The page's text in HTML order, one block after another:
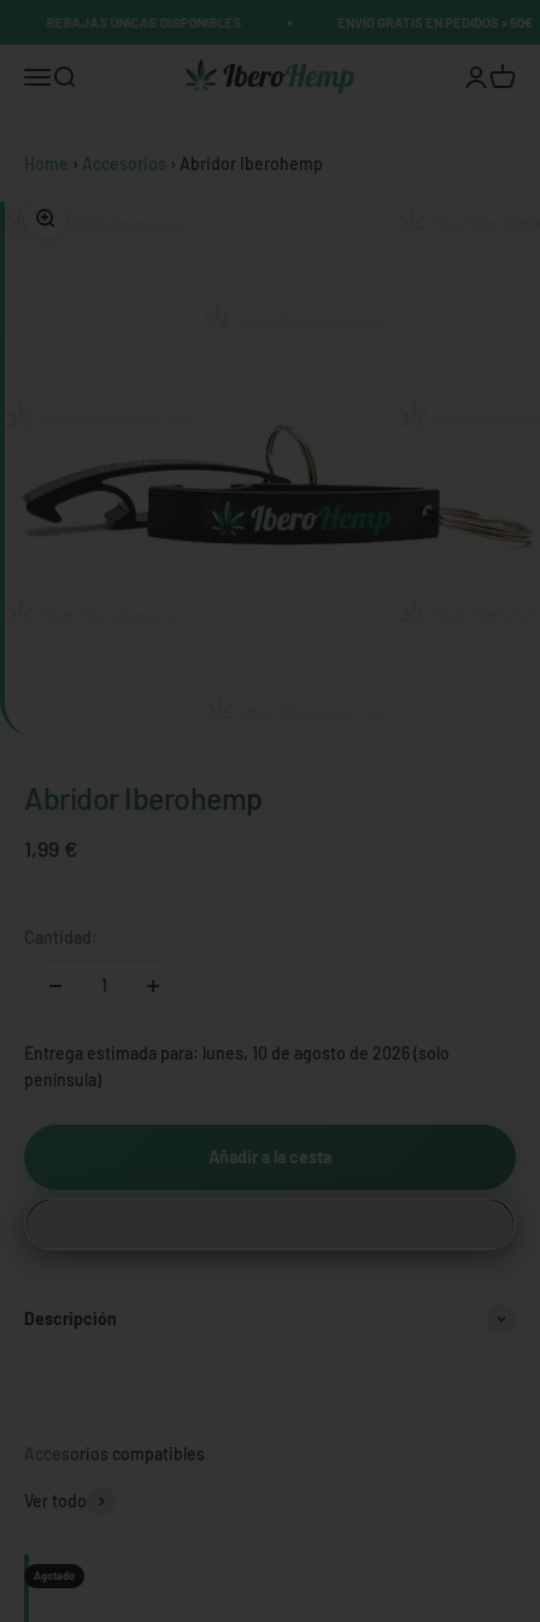
REBAJAS ÚNICAS DISPONIBLES ENVÍO GRATIS EN PEDIDOS > 50€
Abrir menú de navegación
Abrir búsqueda Distribuciones Kelgozo SL AbrirAbrir
Home › Accesorios › Abridor Iberohemp
Zoom
Abridor Iberohemp
Precio de oferta
1,99 €
Cantidad:
Entrega estimada para: lunes, 10 de agosto de 2026 (solo
península)
Añadir a la cesta
Descripción
Accesorios compatibles
Ver todo
Agotado